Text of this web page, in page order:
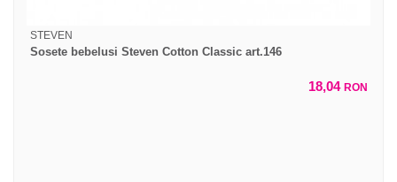
STEVEN
Sosete bebelusi Steven Cotton Classic art.146
18,04 RON